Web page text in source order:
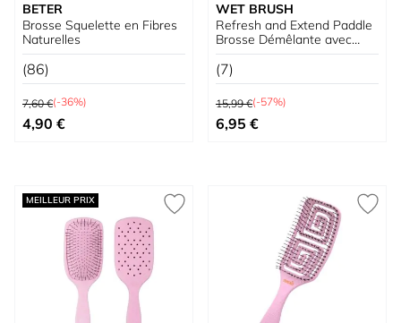
BETER
Brosse Squelette en Fibres
Naturelles
(86)
Prix normal
7,60 €(-36%)
Prix spécial
4,90 €
WET BRUSH
Refresh and Extend Paddle
Brosse Démêlante avec
Infusion de Charbon
(7)
Prix normal
15,99 €(-57%)
Prix spécial
6,95 €
MEILLEUR PRIX